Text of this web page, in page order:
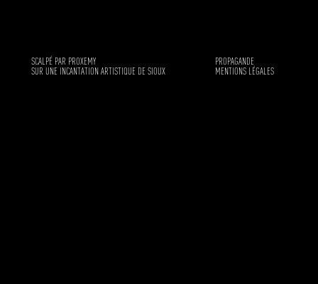
SCALPÉ PAR PROXEMY
SUR UNE INCANTATION ARTISTIQUE DE SIOUX
PROPAGANDE
MENTIONS LÉGALES